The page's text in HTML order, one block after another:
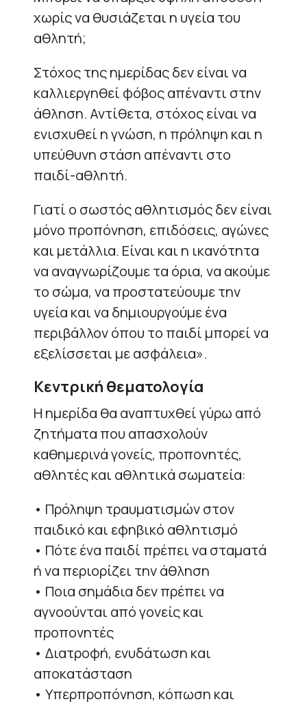
χωρίς να θυσιάζεται η υγεία του
αθλητή;
Στόχος της ημερίδας δεν είναι να
καλλιεργηθεί φόβος απέναντι στην
άθληση. Αντίθετα, στόχος είναι να
ενισχυθεί η γνώση, η πρόληψη και η
υπεύθυνη στάση απέναντι στο
παιδί-αθλητή.
Γιατί ο σωστός αθλητισμός δεν είναι
μόνο προπόνηση, επιδόσεις, αγώνες
και μετάλλια. Είναι και η ικανότητα
να αναγνωρίζουμε τα όρια, να ακούμε
το σώμα, να προστατεύουμε την
υγεία και να δημιουργούμε ένα
περιβάλλον όπου το παιδί μπορεί να
εξελίσσεται με ασφάλεια».
Κεντρική θεματολογία
Η ημερίδα θα αναπτυχθεί γύρω από
ζητήματα που απασχολούν
καθημερινά γονείς, προπονητές,
αθλητές και αθλητικά σωματεία:
• Πρόληψη τραυματισμών στον
παιδικό και εφηβικό αθλητισμό
• Πότε ένα παιδί πρέπει να σταματά
ή να περιορίζει την άθληση
• Ποια σημάδια δεν πρέπει να
αγνοούνται από γονείς και
προπονητές
• Διατροφή, ενυδάτωση και
αποκατάσταση
• Υπερπροπόνηση, κόπωση και